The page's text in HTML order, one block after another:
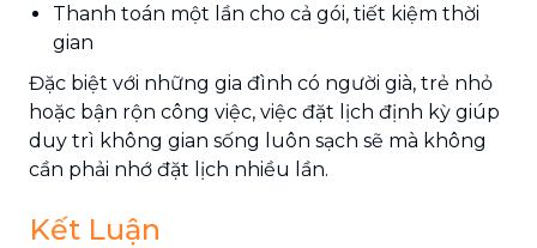
Thanh toán một lần cho cả gói, tiết kiệm thời
gian
Đặc biệt với những gia đình có người già, trẻ nhỏ
hoặc bận rộn công việc, việc đặt lịch định kỳ giúp
duy trì không gian sống luôn sạch sẽ mà không
cần phải nhớ đặt lịch nhiều lần.
Kết Luận